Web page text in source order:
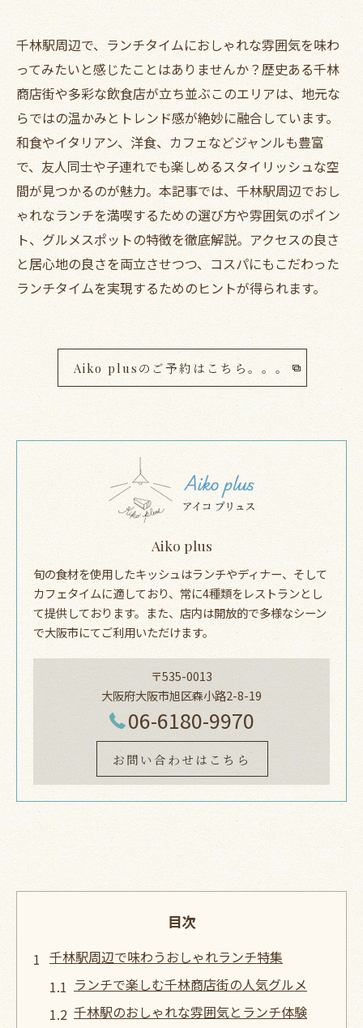
千林駅周辺で、ランチタイムにおしゃれな雰囲気を味わ
ってみたいと感じたことはありませんか？歴史ある千林
商店街や多彩な飲食店が立ち並ぶこのエリアは、地元な
らではの温かみとトレンド感が絶妙に融合しています。
和食やイタリアン、洋食、カフェなどジャンルも豊富
で、友人同士や子連れでも楽しめるスタイリッシュな空
間が見つかるのが魅力。本記事では、千林駅周辺でおし
ゃれなランチを満喫するための選び方や雰囲気のポイン
ト、グルメスポットの特徴を徹底解説。アクセスの良さ
と居心地の良さを両立させつつ、コスパにもこだわった
ランチタイムを実現するためのヒントが得られます。
Aiko plusのご予約はこちら。。。
Aiko plus
旬の食材を使用したキッシュはランチやディナー、そして
カフェタイムに適しており、常に4種類をレストランとし
て提供しております。また、店内は開放的で多様なシーン
で大阪市にてご利用いただけます。
〒535-0013
大阪府大阪市旭区森小路2-8-19
06-6180-9970
お問い合わせはこちら
目次
千林駅周辺で味わうおしゃれランチ特集
ランチで楽しむ千林商店街の人気グルメ
千林駅のおしゃれな雰囲気とランチ体験